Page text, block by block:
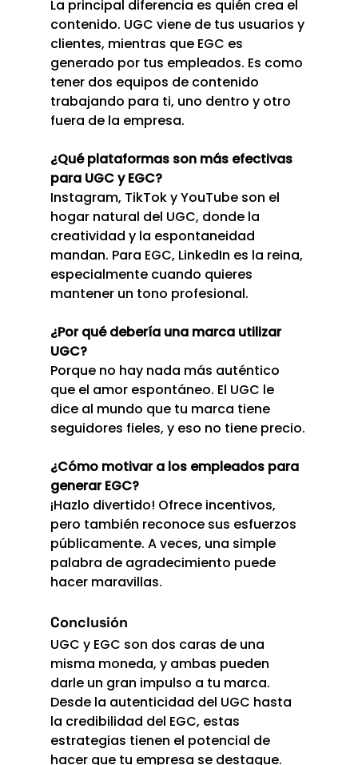
La principal diferencia es quién crea el
contenido. UGC viene de tus usuarios y
clientes, mientras que EGC es
generado por tus empleados. Es como
tener dos equipos de contenido
trabajando para ti, uno dentro y otro
fuera de la empresa.
¿Qué plataformas son más efectivas
para UGC y EGC?
Instagram, TikTok y YouTube son el
hogar natural del UGC, donde la
creatividad y la espontaneidad
mandan. Para EGC, LinkedIn es la reina,
especialmente cuando quieres
mantener un tono profesional.
¿Por qué debería una marca utilizar
UGC?
Porque no hay nada más auténtico
que el amor espontáneo. El UGC le
dice al mundo que tu marca tiene
seguidores fieles, y eso no tiene precio.
¿Cómo motivar a los empleados para
generar EGC?
¡Hazlo divertido! Ofrece incentivos,
pero también reconoce sus esfuerzos
públicamente. A veces, una simple
palabra de agradecimiento puede
hacer maravillas.
Conclusión
UGC y EGC son dos caras de una
misma moneda, y ambas pueden
darle un gran impulso a tu marca.
Desde la autenticidad del UGC hasta
la credibilidad del EGC, estas
estrategias tienen el potencial de
hacer que tu empresa se destaque.